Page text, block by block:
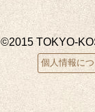
©2015 TOKYO-
個人情報に